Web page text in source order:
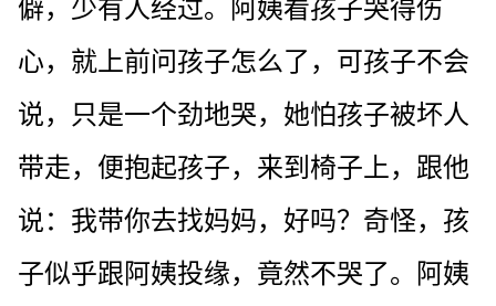
僻，少有人经过。阿姨看孩子哭得伤
心，就上前问孩子怎么了，可孩子不会
说，只是一个劲地哭，她怕孩子被坏人
带走，便抱起孩子，来到椅子上，跟他
说：我带你去找妈妈，好吗？奇怪，孩
子似乎跟阿姨投缘，竟然不哭了。阿姨